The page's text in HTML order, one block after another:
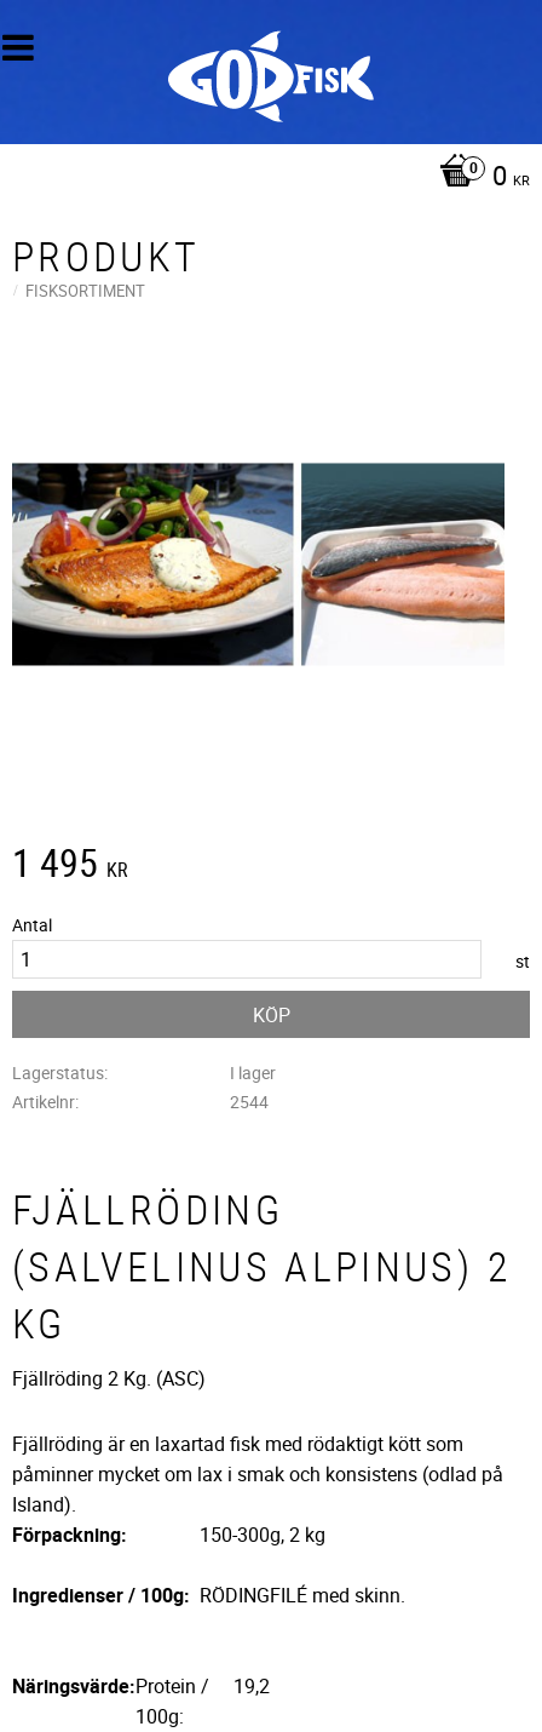
0 KR
PRODUKT
FISKSORTIMENT
1 495 KR
Antal
st
KÖP
Lagerstatus
I lager
Artikelnr
2544
FJÄLLRÖDING
(SALVELINUS ALPINUS) 2
KG
Fjällröding 2 Kg. (ASC)
Fjällröding är en laxartad fisk med rödaktigt kött som
påminner mycket om lax i smak och konsistens (odlad på
Island).
Förpackning:
150-300g, 2 kg
Ingredienser / 100g: RÖDINGFILÉ med skinn.
Näringsvärde:Protein /
100g:
19,2